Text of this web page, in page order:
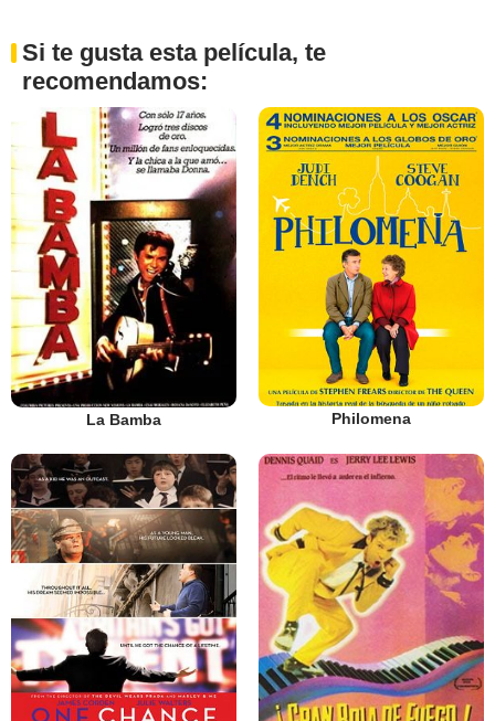
Si te gusta esta película, te
recomendamos:
La Bamba Philomena